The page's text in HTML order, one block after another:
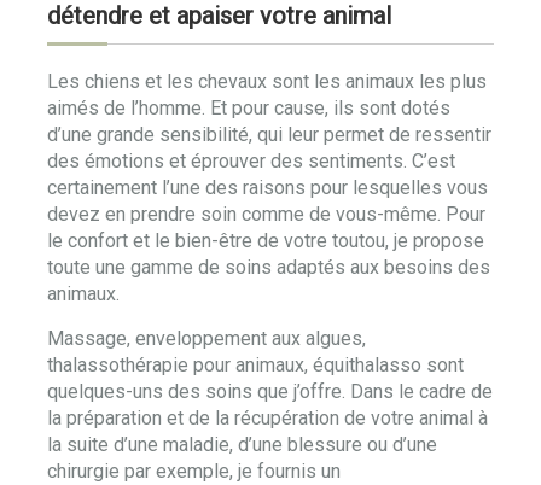
détendre et apaiser votre animal
Les chiens et les chevaux sont les animaux les plus
aimés de l’homme. Et pour cause, ils sont dotés
d’une grande sensibilité, qui leur permet de ressentir
des émotions et éprouver des sentiments. C’est
certainement l’une des raisons pour lesquelles vous
devez en prendre soin comme de vous-même. Pour
le confort et le bien-être de votre toutou, je propose
toute une gamme de soins adaptés aux besoins des
animaux.
Massage, enveloppement aux algues,
thalassothérapie pour animaux, équithalasso sont
quelques-uns des soins que j’offre. Dans le cadre de
la préparation et de la récupération de votre animal à
la suite d’une maladie, d’une blessure ou d’une
chirurgie par exemple, je fournis un